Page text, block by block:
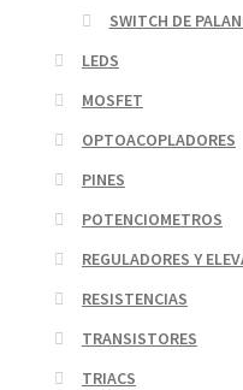
SWITCH DE
LEDS
MOSFET
OPTOACOPLADORES
PINES
POTENCIOMETROS
REGULADORES Y
RESISTENCIAS
TRANSISTORES
TRIACS